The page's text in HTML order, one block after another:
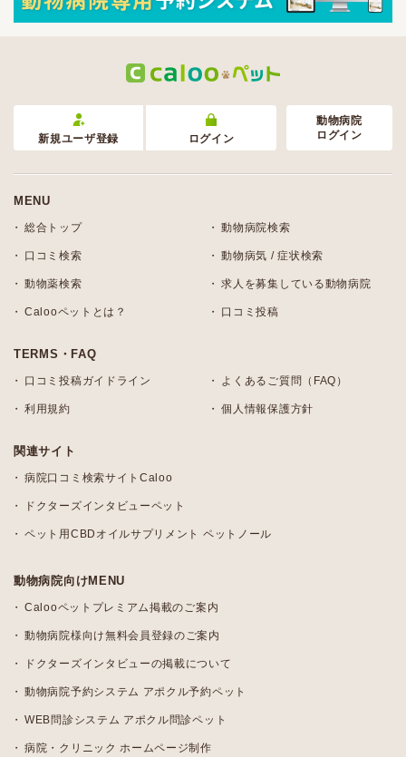
新規ユーザ登録 ログイン
動物病院
ログイン
MENU
総合トップ 動物病院検索
口コミ検索 動物病気 / 症状検索
動物薬検索 求人を募集している動物病院
Calooペットとは？ 口コミ投稿
TERMS・FAQ
口コミ投稿ガイドライン よくあるご質問（FAQ）
利用規約 個人情報保護方針
関連サイト
病院口コミ検索サイトCaloo
ドクターズインタビューペット
ペット用CBDオイルサプリメント ペットノール
動物病院向けMENU
Calooペットプレミアム掲載のご案内
動物病院様向け無料会員登録のご案内
ドクターズインタビューの掲載について
動物病院予約システム アポクル予約ペット
WEB問診システム アポクル問診ペット
病院・クリニック ホームページ制作